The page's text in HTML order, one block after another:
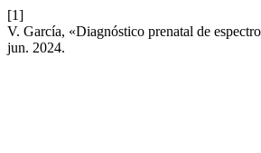
[1]
V. García, «Diagnóstico prenatal de
jun. 2024.